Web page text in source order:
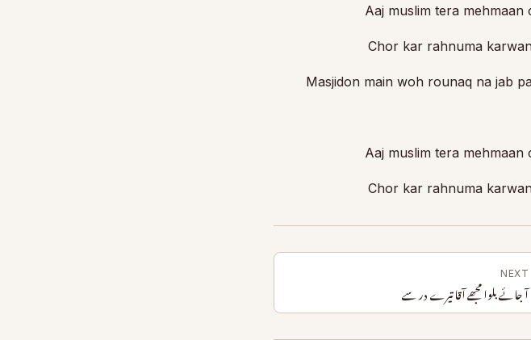
Aaj muslim tera
Chor kar rahnuma
Masjidon main woh rounaq na jab
Aaj muslim tera
Chor kar rahnuma
NEXT
آ جائے بلوا مجھے آقا تیرے در سے